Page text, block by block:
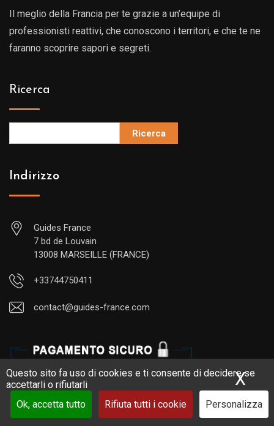
Questo sito fa uso di cookies e ti consente di decidere se
accettarli o rifiutarli
Ok, accetta tutto
Rifiuta tutti i cookie Personalizza
X
Il meglio della Francia per te grazie a un’equipe di
professionisti reattivi, che conoscono i territori, e che te ne
faranno scoprire sapori e segreti.
Ricerca
Ricerca
Indirizzo
Guides France
7 bd de Louvain
13008 MARSEILLE (FRANCE)
+33744750411
contact@guides-france.com